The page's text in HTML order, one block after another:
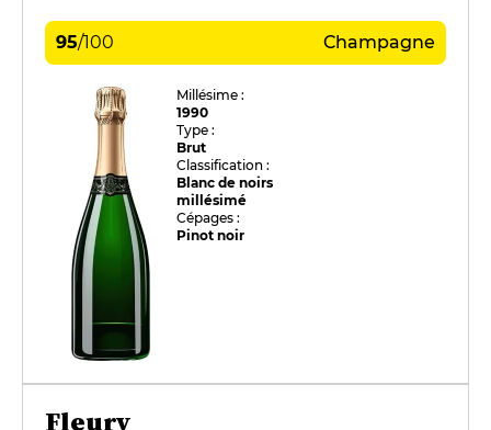
95/100 Champagne
Millésime :
1990
Type :
Brut
Classification :
Blanc de noirs
millésimé
Cépages :
Pinot noir
Fleury